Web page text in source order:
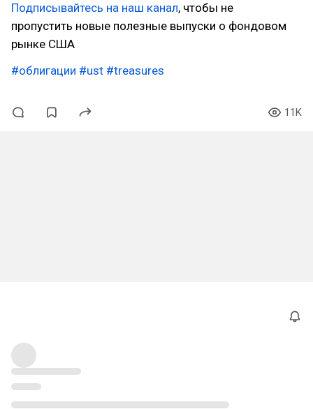
Подписывайтесь на наш канал, чтобы не
пропустить новые полезные выпуски о фондовом
рынке США
#облигации #ust #treasures
11K